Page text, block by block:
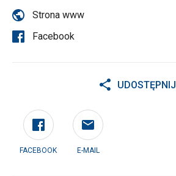
Strona www
Facebook
UDOSTĘPNIJ
FACEBOOK E-MAIL